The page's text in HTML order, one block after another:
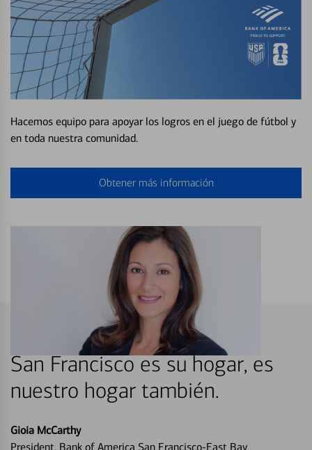
Hacemos equipo para apoyar los logros en el juego de fútbol y
en toda nuestra comunidad.
Obtener más información
San Francisco es su hogar, es
nuestro hogar también.
Gioia McCarthy
President, Bank of America San Francisco-East Bay